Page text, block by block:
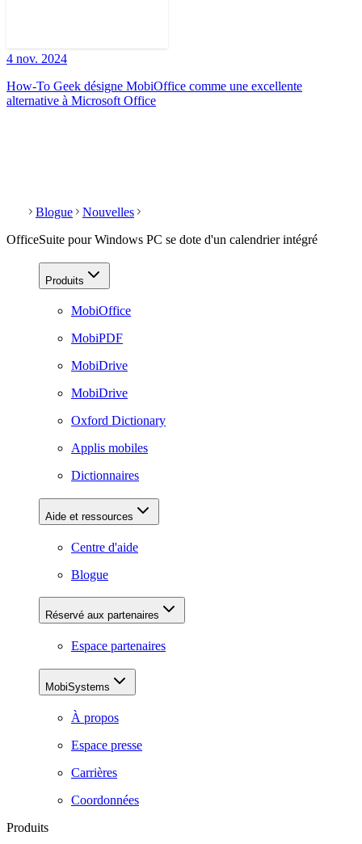
4 nov. 2024
How-To Geek désigne MobiOffice comme une excellente
alternative à Microsoft Office
Blogue
Nouvelles
OfficeSuite pour Windows PC se dote d'un calendrier intégré
Produits
MobiOffice
MobiPDF
MobiDrive
MobiDrive
Oxford Dictionary
Applis mobiles
Dictionnaires
Aide et ressources
Centre d'aide
Blogue
Réservé aux partenaires
Espace partenaires
MobiSystems
À propos
Espace presse
Carrières
Coordonnées
Produits